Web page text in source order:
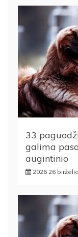
33
galima
augintinio
2026 26 birželio